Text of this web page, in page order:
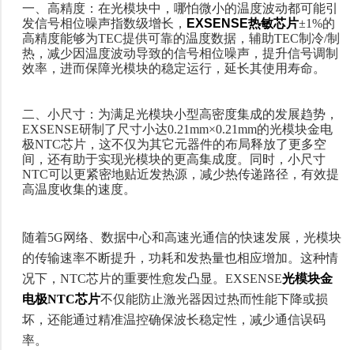
一、高精度：在光模块中，哪怕微小的温度波动都可能引
发信号相位噪声指数级增长 ， EXSENSE热敏芯片±1%的
高精度能够为TEC提供可靠的温度数据，辅助TEC制冷/制
热 ，减少因温度波动导致的信号相位噪声，提升信号调制
效率，进而保障光模块的稳定运行，延长其使用寿命。
二、小尺寸：为满足光模块小型高密度集成的发展趋势，
EXSENSE研制了尺寸小达0.21mm×0.21mm的光模块金电
极NTC芯片， 这不仅为其它元器件的布局释放了更多空
间，还有助于实现光模块的更高集成度。同时，小尺寸
NTC可以更紧密地贴近发热源，减少热传递路径，有效提
高温度收集的速度。
随着5G网络、数据中心和高速光通信的快速发展，光模块
的传输速率不断提升，功耗和发热量也相应增加。这种情
况下， NTC芯片的重要性愈发凸显。EXSENSE光模块金
电极NTC芯片不仅能防止激光器因过热而性能下降或损
坏，还能通过精准温控确保波长稳定性，减少通信误码
率。